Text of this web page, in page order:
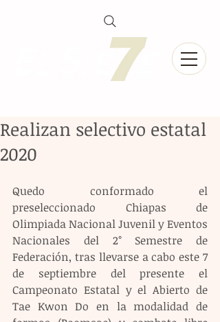
Realizan selectivo estatal
2020
Quedo conformado el
preseleccionado Chiapas de
Olimpiada Nacional Juvenil y Eventos
Nacionales del 2° Semestre de
Federación, tras llevarse a cabo este 7
de septiembre del presente el
Campeonato Estatal y el Abierto de
Tae Kwon Do en la modalidad de